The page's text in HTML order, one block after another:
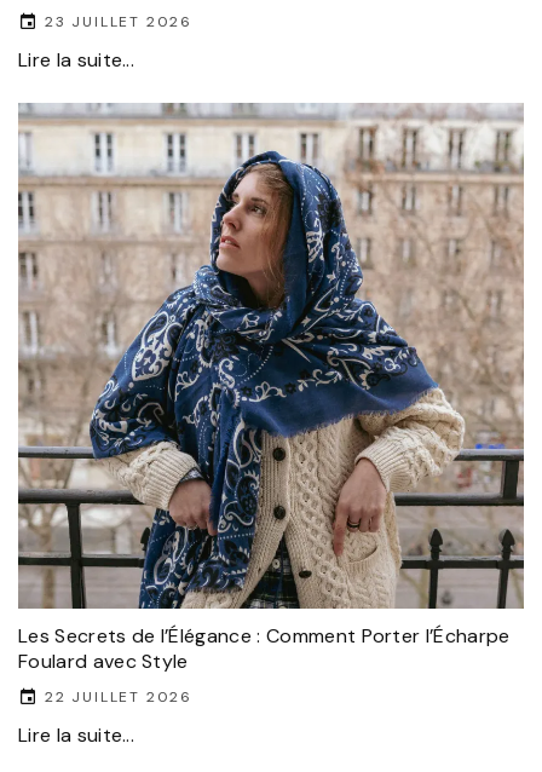
23 JUILLET 2026
Lire la suite...
Les Secrets de l’Élégance : Comment Porter l’Écharpe
Foulard avec Style
22 JUILLET 2026
Lire la suite...